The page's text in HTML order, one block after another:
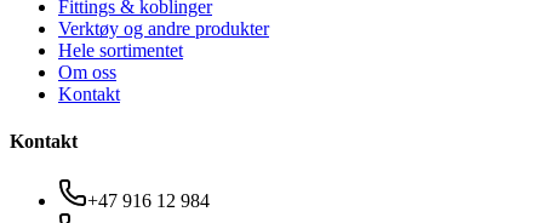
Fittings & koblinger
Verktøy og andre produkter
Hele sortimentet
Om oss
Kontakt
Kontakt
+47 916 12 984